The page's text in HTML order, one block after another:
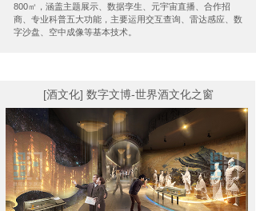
800㎡，涵盖主题展示、数据孪生、元宇宙直播、合作招
商、专业科普五大功能，主要运用交互查询、雷达感应、数
字沙盘、空中成像等基本技术。
[酒文化] 数字文博-世界酒文化之窗